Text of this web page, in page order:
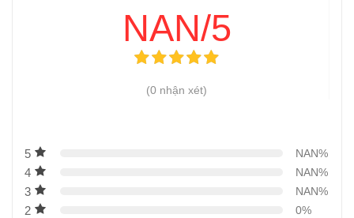
NAN/5
(0 nhận xét)
5 NAN%
4 NAN%
3 NAN%
2 0%